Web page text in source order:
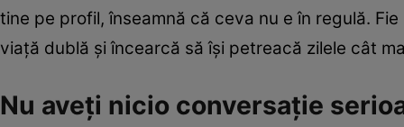
tine pe profil, înseamnă că ceva nu e în regulă.
viaţă dublă şi încearcă să îşi petreacă zilele cât
Nu aveţi nicio conversaţie